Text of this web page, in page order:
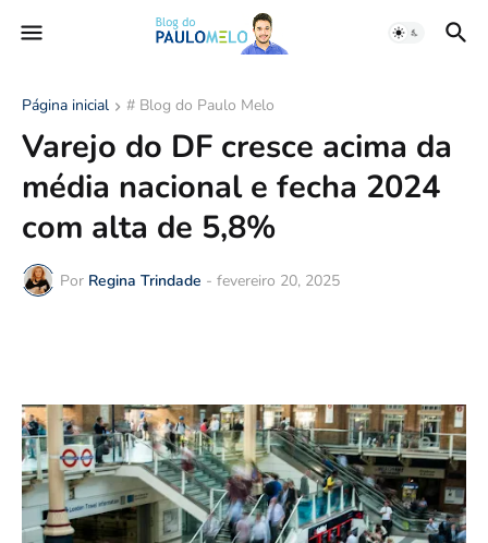
Página inicial # Blog do Paulo Melo
Varejo do DF cresce acima da
média nacional e fecha 2024
com alta de 5,8%
Por Regina Trindade - fevereiro 20, 2025